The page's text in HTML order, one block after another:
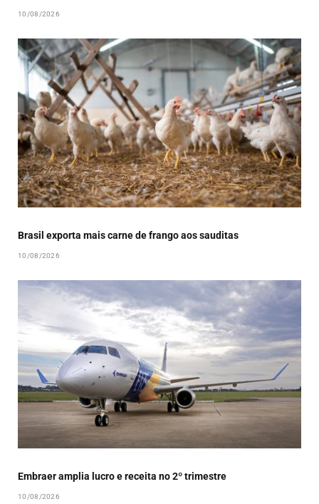
10/08/2026
Brasil exporta mais carne de frango aos sauditas
10/08/2026
Embraer amplia lucro e receita no 2º trimestre
10/08/2026